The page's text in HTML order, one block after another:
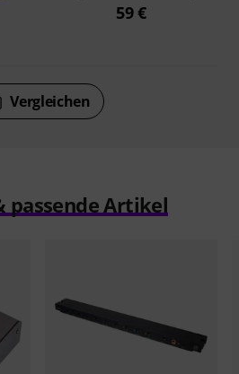
59 €
Vergleichen
passende Artikel